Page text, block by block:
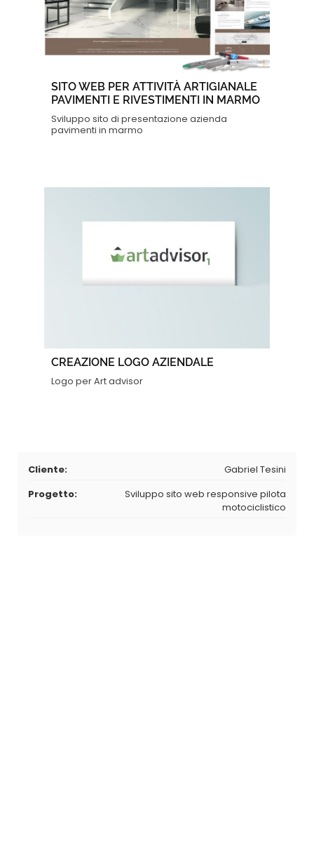
SITO WEB PER ATTIVITÀ ARTIGIANALE
PAVIMENTI E RIVESTIMENTI IN MARMO
Sviluppo sito di presentazione azienda
pavimenti in marmo
CREAZIONE LOGO AZIENDALE
Logo per Art advisor
Cliente:
Gabriel Tesini
Progetto:
Sviluppo sito web responsive pilota
motociclistico